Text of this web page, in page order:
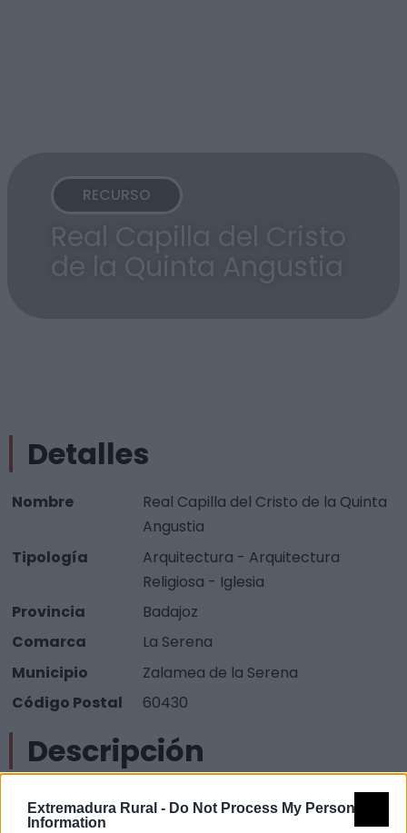
Extremadura Rural - Do Not Process My Personal
Information
RECURSO
Real Capilla del Cristo
de la Quinta Angustia
Detalles
Nombre
Real Capilla del Cristo de la Quinta
Angustia
Tipología
Arquitectura - Arquitectura
Religiosa - Iglesia
Provincia
Badajoz
Comarca
La Serena
Municipio
Zalamea de la Serena
Código Postal
60430
Descripción
Las trazas del edificio fueron dadas por Francisco de
Mora en 1607, que comprendían la Iglesia y el contiguo